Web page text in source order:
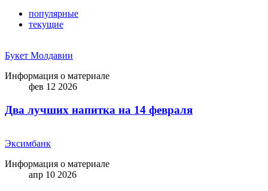
популярные
текущие
Букет Молдавии
Информация о материале
фев 12 2026
Два лучших напитка на 14 февраля
Эксимбанк
Информация о материале
апр 10 2026